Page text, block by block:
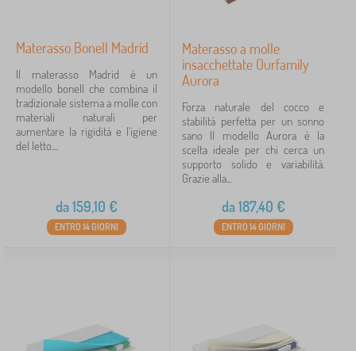
Materasso Bonell Madrid
Il materasso Madrid è un
modello bonell che combina il
tradizionale sistema a molle con
materiali naturali per
aumentare la rigidità e l'igiene
del letto....
da159,10 €
ENTRO 14 GIORNI
Materasso a molle
insacchettate Ourfamily
Aurora
Forza naturale del cocco e
stabilità perfetta per un sonno
sano Il modello Aurora è la
scelta ideale per chi cerca un
supporto solido e variabilità.
Grazie alla...
da187,40 €
ENTRO 14 GIORNI